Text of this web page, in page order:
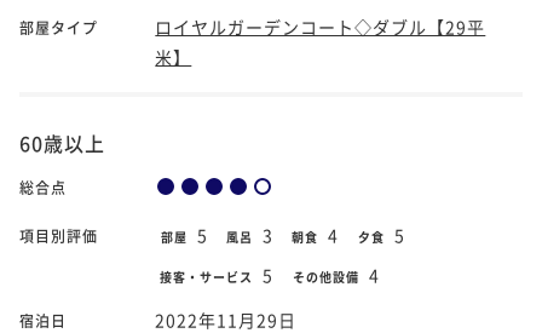
部屋タイプ
ロイヤルガーデンコート◇ダブル【29平
米】
60歳以上
総合点
項目別評価 部屋 5 風呂 3 朝食 4 夕食 5
接客・サービス 5 その他設備 4
宿泊日 2022年11月29日